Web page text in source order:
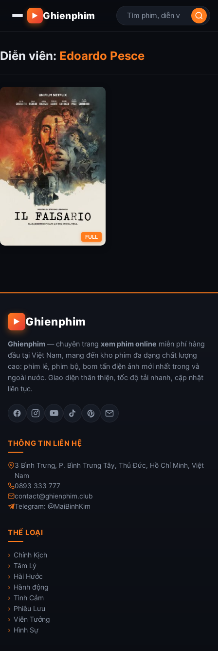
▶ Ghienphim
Diễn viên: Edoardo Pesce
FULL
▶ Ghienphim
Ghienphim — chuyên trang xem phim online miễn phí hàng
đầu tại Việt Nam, mang đến kho phim đa dạng chất lượng
cao: phim lẻ, phim bộ, bom tấn điện ảnh mới nhất trong và
ngoài nước. Giao diện thân thiện, tốc độ tải nhanh, cập nhật
liên tục.
THÔNG TIN LIÊN HỆ
3 Bình Trưng, P. Bình Trưng Tây, Thủ Đức, Hồ Chí Minh, Việt
Nam
0893 333 777
contact@ghienphim.club
Telegram: @MaiBinhKim
THỂ LOẠI
Chính Kịch
Tâm Lý
Hài Hước
Hành động
Tình Cảm
Phiêu Lưu
Viễn Tưởng
Hình Sự